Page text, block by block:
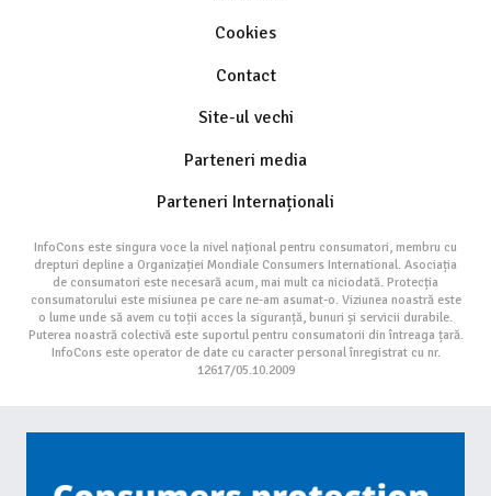
Cookies
Contact
Site-ul vechi
Parteneri media
Parteneri Internaționali
InfoCons este singura voce la nivel național pentru consumatori, membru cu
drepturi depline a Organizației Mondiale Consumers International. Asociația
de consumatori este necesară acum, mai mult ca niciodată. Protecția
consumatorului este misiunea pe care ne-am asumat-o. Viziunea noastră este
o lume unde să avem cu toții acces la siguranță, bunuri și servicii durabile.
Puterea noastră colectivă este suportul pentru consumatorii din întreaga țară.
InfoCons este operator de date cu caracter personal înregistrat cu nr.
12617/05.10.2009